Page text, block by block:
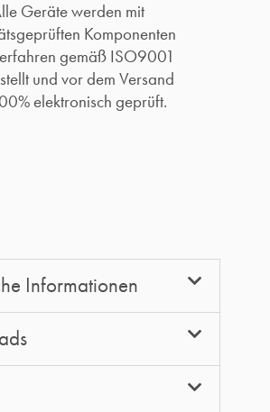
Geräte werden mit
Komponenten
gemäß ISO9001
und vor dem Versand
elektronisch geprüft.​
Informationen